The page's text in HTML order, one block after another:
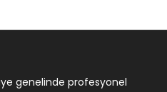
genelinde profesyonel